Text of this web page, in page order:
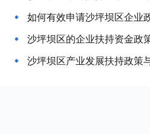
如何有效申请沙坪坝区企业
沙坪坝区的企业扶持资金政
沙坪坝区产业发展扶持政策